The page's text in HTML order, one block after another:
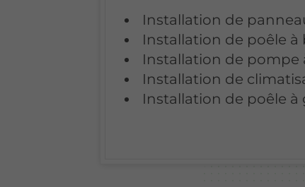
Installation de
Installation de poêle à
Installation de pompe
Installation de
Installation de poêle à